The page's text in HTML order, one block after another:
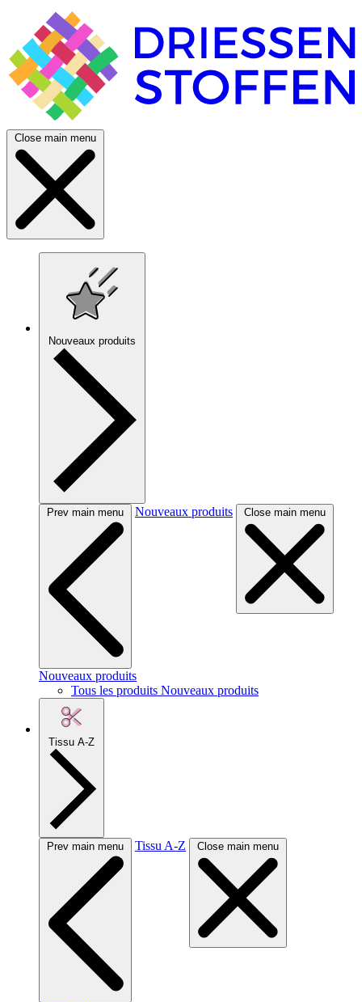
Close main menu
Nouveaux produits
Prev main menu Nouveaux produits Close main menu
Nouveaux produits
Tous les produits Nouveaux produits
Tissu A-Z
Prev main menu Tissu A-Z Close main menu